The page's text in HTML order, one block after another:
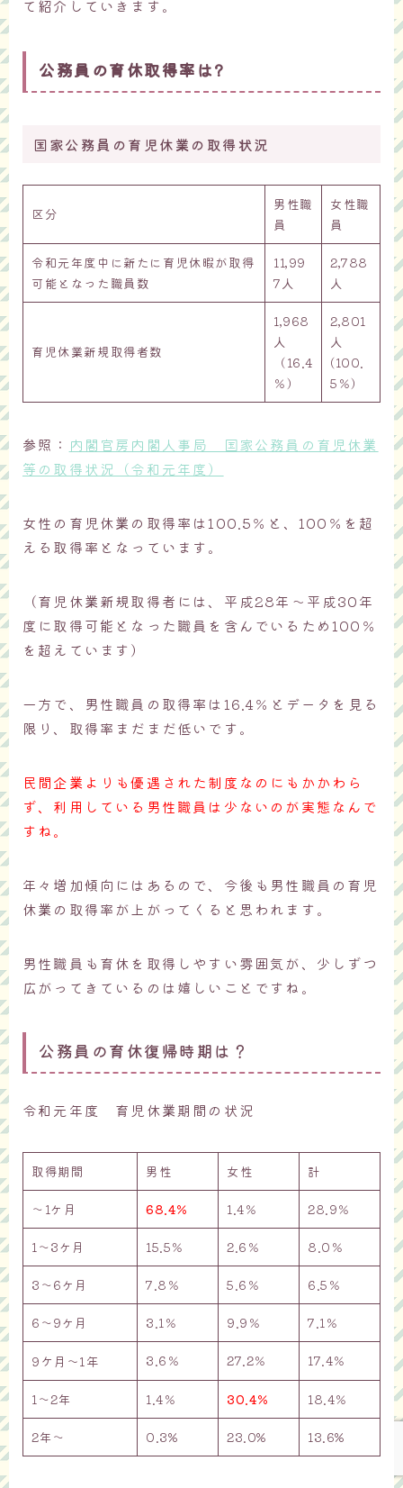
て紹介していきます。
公務員の育休取得率は?
国家公務員の育児休業の取得状況
区分
男性職
員
女性職
員
令和元年度中に新たに育児休暇が取得
可能となった職員数
11,99
7人
2,788
人
育児休業新規取得者数
1,968
人
（16.4
％）
2,801
人
(100.
5％）
参照： 内閣官房内閣人事局 国家公務員の育児休業
等の取得状況（令和元年度）
女性の育児休業の取得率は100.5％と、100％を超
える取得率となっています。
（育児休業新規取得者には、平成28年～平成30年
度に取得可能となった職員を含んでいるため100％
を超えています）
一方で、男性職員の取得率は16.4％とデータを見る
限り、取得率まだまだ低いです。
民間企業よりも優遇された制度なのにもかかわら
ず、利用している男性職員は少ないのが実態なんで
すね。
年々増加傾向にはあるので、今後も男性職員の育児
休業の取得率が上がってくると思われます。
男性職員も育休を取得しやすい雰囲気が、少しずつ
広がってきているのは嬉しいことですね。
公務員の育休復帰時期は？
令和元年度 育児休業期間の状況
取得期間 男性 女性 計
〜1ケ月 68.4％ 1.4％ 28.9％
1～3ケ月 15.5％ 2.6％ 8.0％
3～6ケ月 7.8％ 5.6％ 6.5％
6～9ケ月 3.1％ 9.9％ 7.1％
9ケ月～1年 3.6％ 27.2％ 17.4％
1～2年 1.4％ 30.4％ 18.4％
2年～ 0.3% 23.0% 13.6%